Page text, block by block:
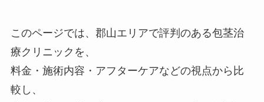
このページでは、郡山エリアで評判のある包茎治
療クリニックを、
料金・施術内容・アフターケアなどの視点から比
較し、